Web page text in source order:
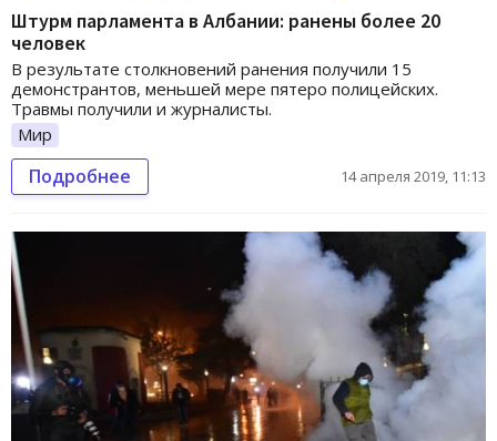
Штурм парламента в Албании: ранены более 20
человек
В результате столкновений ранения получили 15
демонстрантов, меньшей мере пятеро полицейских.
Травмы получили и журналисты.
Мир
Подробнее 14 апреля 2019, 11:13